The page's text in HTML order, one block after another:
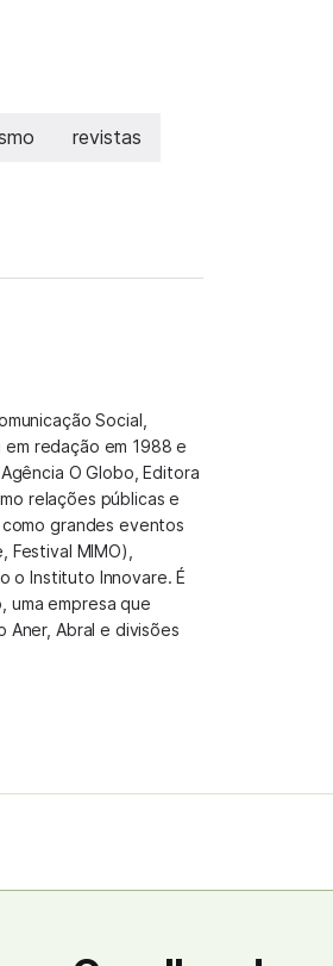
revistas
Social,
em redação em 1988 e
O Globo, Editora
relações públicas e
grandes eventos
MIMO),
o Instituto Innovare. É
uma empresa que
Aner, Abral e divisões